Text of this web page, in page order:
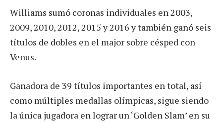
Williams sumó coronas individuales en 2003,
2009, 2010, 2012, 2015 y 2016 y también ganó seis
títulos de dobles en el major sobre césped con
Venus.
Ganadora de 39 títulos importantes en total, así
como múltiples medallas olímpicas, sigue siendo
la única jugadora en lograr un ‘Golden Slam’ en su